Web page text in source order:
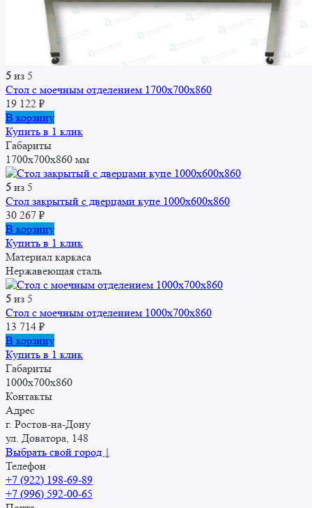
5 из 5
Стол с моечным отделением 1700x700x860
19 122 ₽
В корзину
Купить в 1 клик
Габариты
1700x700x860 мм
5 из 5
Стол закрытый с дверцами купе 1000x600x860
30 267 ₽
В корзину
Купить в 1 клик
Материал каркаса
Нержавеющая сталь
5 из 5
Стол с моечным отделением 1000x700x860
13 714 ₽
В корзину
Купить в 1 клик
Габариты
1000x700x860
Контакты
Адрес
г. Ростов-на-Дону
ул. Доватора, 148
Выбрать свой город ↓
Телефон
+7 (922) 198-69-89
+7 (996) 592-00-65